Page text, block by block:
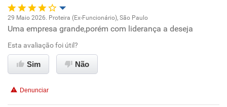
Recomenda esta empresa
Não recomenda a diretoria
Oportunidade de promoção
Ambiente de trabalho
Benefícios
29 Maio 2026. Proteira (Ex-Funcionário), São Paulo
Uma empresa grande,porém com liderança a deseja
Esta avaliação foi útil?
Sim Não
Denunciar